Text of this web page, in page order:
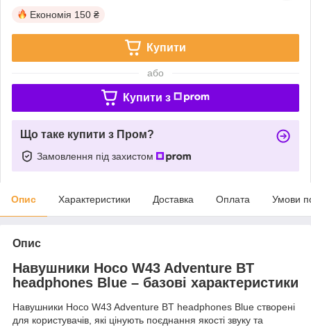
Економія 150 ₴
Купити
або
Купити з
Що таке купити з Пром?
Замовлення під захистом
Опис Характеристики Доставка Оплата Умови
Опис
Навушники Hoco W43 Adventure BT
headphones Blue – базові характеристики
Навушники Hoco W43 Adventure BT headphones Blue створені
для користувачів, які цінують поєднання якості звуку та